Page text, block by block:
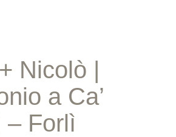
Nicolò |
a Ca’
– Forlì